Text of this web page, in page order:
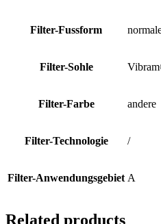
Filter-Fussform
Filter-Sohle
Filter-Farbe andere
Filter-Technologie /
Filter-Anwendungsgebiet A
Related products